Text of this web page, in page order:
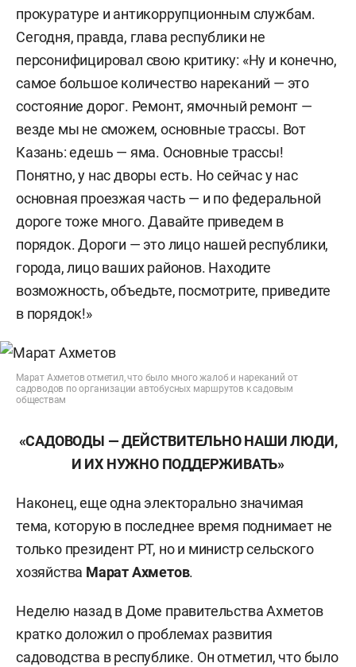
прокуратуре и антикоррупционным службам.
Сегодня, правда, глава республики не
персонифицировал свою критику: «Ну и конечно,
самое большое количество нареканий — это
состояние дорог. Ремонт, ямочный ремонт —
везде мы не сможем, основные трассы. Вот
Казань: едешь — яма. Основные трассы!
Понятно, у нас дворы есть. Но сейчас у нас
основная проезжая часть — и по федеральной
дороге тоже много. Давайте приведем в
порядок. Дороги — это лицо нашей республики,
города, лицо ваших районов. Находите
возможность, объедьте, посмотрите, приведите
в порядок!»
Марат Ахметов отметил, что было много жалоб и нареканий от
садоводов по организации автобусных маршрутов к садовым
обществам
«САДОВОДЫ — ДЕЙСТВИТЕЛЬНО НАШИ ЛЮДИ,
И ИХ НУЖНО ПОДДЕРЖИВАТЬ»
Наконец, еще одна электорально значимая
тема, которую в последнее время поднимает не
только президент РТ, но и министр сельского
хозяйства Марат Ахметов.
Неделю назад в Доме правительства Ахметов
кратко доложил о проблемах развития
садоводства в республике. Он отметил, что было